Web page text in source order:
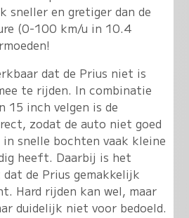
sneller en gretiger dan de
(0-100 km/u in 10.4
dat de Prius niet is
te rijden. In combinatie
15 inch velgen is de
zodat de auto niet goed
snelle bochten vaak kleine
heeft. Daarbij is het
de Prius gemakkelijk
Hard rijden kan wel, maar
duidelijk niet voor bedoeld.